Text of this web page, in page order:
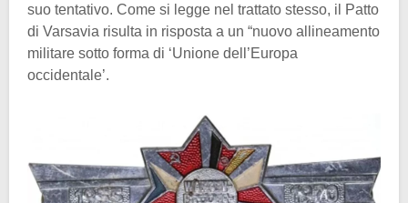
suo tentativo. Come si legge nel trattato stesso, il Patto
di Varsavia risulta in risposta a un “nuovo allineamento
militare sotto forma di ‘Unione dell’Europa
occidentale’.